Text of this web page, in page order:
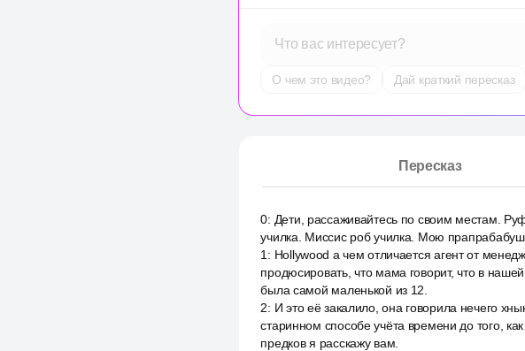
Что вас интересует?
О чем это видео? Дай краткий пересказ
Пересказ
0: Дети, рассаживайтесь по своим местам.
училка. Миссис роб училка. Мою
1 : Hollywood а чем отличается агент от
продюсировать, что мама говорит, что в
была самой маленькой из 12.
2: И это её закалило, она говорила нечего
старинном способе учёта времени до того,
предков я расскажу вам.